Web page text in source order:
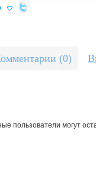
(0)
пользователи могут